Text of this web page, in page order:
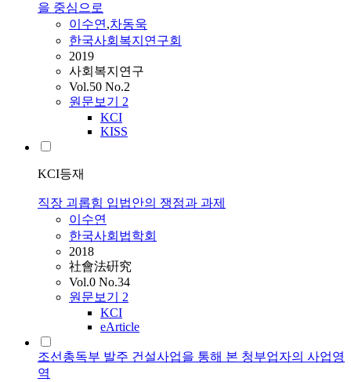
을 중심으로
이수연,차동욱
한국사회복지연구회
2019
사회복지연구
Vol.50 No.2
원문보기 2
KCI
KISS
KCI등재
직장 괴롭힘 입법안의 쟁점과 과제
이수연
한국사회법학회
2018
社會法硏究
Vol.0 No.34
원문보기 2
KCI
eArticle
조선총독부 발주 건설사업을 통해 본 청부업자의 사업영
역